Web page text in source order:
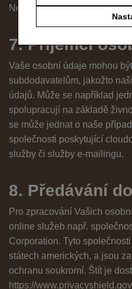
Nezpracováváme osobní
7. Příjemci
Vaše osobní údaje mohou
subdodavatelům, jakožto
údajů. Může se například
spolupracují na základě
se může jednat o naše
společnosti poskytující
služby či služby e-mailingu.
8. Předávání
Pro zpracování Vašich
online služeb např.
Corporation. Tyto
státech amerických, a jsou
ochranu soukromí. Štít je
https://www.privacyshield.gov